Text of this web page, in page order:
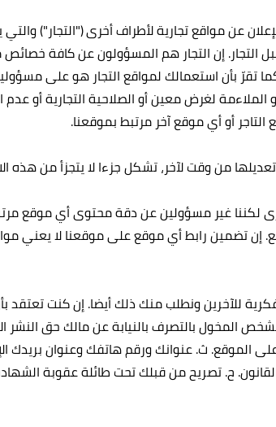
عن مواقع تجارية لأطراف أخرى ("التجار")
التجار. إن التجار هم المسؤولون عن كافة خصائص
كما تقرّ بأن استعمالك لمواقع التجار هو على
لغرض معين أو الصلاحية التجارية أو
أو أي موقع آخر مرتبط بموقعنا.
من وقت لآخر، تشكل جزءا لا يتجزأ من هذه
لكننا غير مسؤولين عن دقة محتوى أي موقع
إن تضمين رابط أي موقع على موقعنا لا يعني
للآخرين ونطلب منك ذلك أيضا. إن كنت
للشخص المخول بالتصرف بالنيابة عن مالك حق
الموقع. ث‌. عنوانك ورقم هاتفك وعنوان بريدك
ح‌. تصريح من قبلك تحت طائلة عقوبة